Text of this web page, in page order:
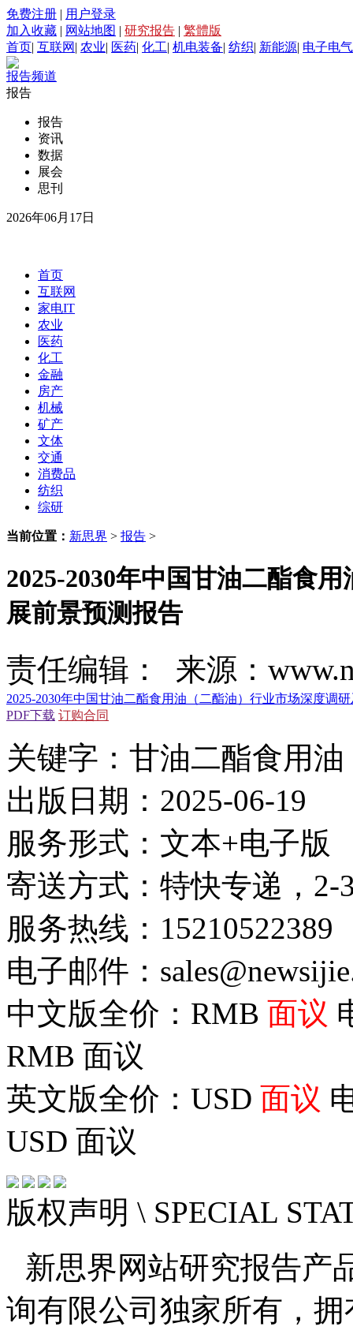
免费注册 | 用户登录
加入收藏 | 网站地图 | 研究报告 | 繁體版
首页| 互联网 | 农业| 医药| 化工| 机电装备| 纺织| 新能源| 电子电气
报告频道
报告
报告
资讯
数据
展会
思刊
2026年06月17日
首页
互联网
家电IT
农业
医药
化工
金融
房产
机械
矿产
文体
交通
消费品
纺织
综研
当前位置： 新思界 > 报告 >
2025-2030年中国甘油二酯食
展前景预测报告
责任编辑： 来源：
2025-2030年中国甘油二酯食用油（二酯油）行业市场深度调
PDF下载 订购合同
关键字：甘油二酯食用
出版日期：2025-06-19
服务形式：文本+电子版
寄送方式：特快专递，2-
服务热线：15210522389
电子邮件：
中文版全价：RMB 面议
RMB 面议
英文版全价：USD 面议
USD 面议
版权声明 \ SPECIAL
新思界网站研究报告产
询有限公司独家所有，